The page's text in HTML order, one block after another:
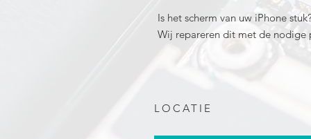
Is het scherm van uw iPhone
Wij repareren dit met de nodige
LOCATIE